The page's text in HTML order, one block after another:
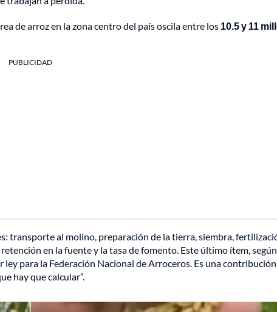
de arroz en la zona centro del país oscila entre los 10.5 y 11
PUBLICIDAD
transporte al molino, preparación de la tierra, siembra,
en la fuente y la tasa de fomento. Este último ítem, según
para la Federación Nacional de Arroceros. Es una contribución
hay que calcular”.